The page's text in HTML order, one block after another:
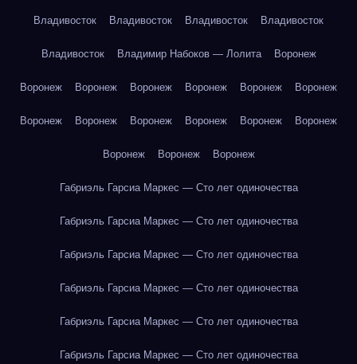
Владивосток Владивосток Владивосток Владивосток
Владивосток Владимир Набоков — Лолита Воронеж
Воронеж Воронеж Воронеж Воронеж Воронеж Воронеж
Воронеж Воронеж Воронеж Воронеж Воронеж Воронеж
Воронеж Воронеж Воронеж
Габриэль Гарсиа Маркес — Сто лет одиночества
Габриэль Гарсиа Маркес — Сто лет одиночества
Габриэль Гарсиа Маркес — Сто лет одиночества
Габриэль Гарсиа Маркес — Сто лет одиночества
Габриэль Гарсиа Маркес — Сто лет одиночества
Габриэль Гарсиа Маркес — Сто лет одиночества